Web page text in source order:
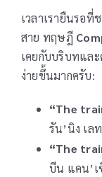
เวลาเรายืนรอที่
สาย ทฤษฎี
เคยกับบริบทแล
ง่ายขึ้นมากครับ:
“The
รัน’นิง เล
“The
บีน แคน’เ